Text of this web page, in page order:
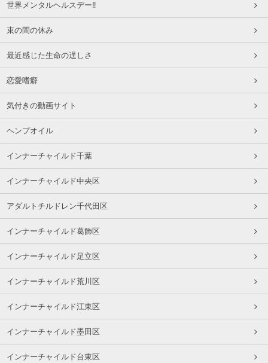
世界メンタルヘルスデー‼️
束の間の休み
最近感じた生命の逞しさ
恋愛嗜癖
気付きの動画サイト
ヘンプオイル
インナーチャイルド千葉
インナーチャイルド中央区
アダルトチルドレン千代田区
インナーチャイルド葛飾区
インナーチャイルド足立区
インナーチャイルド荒川区
インナーチャイルド江東区
インナーチャイルド墨田区
インナーチャイルド台東区